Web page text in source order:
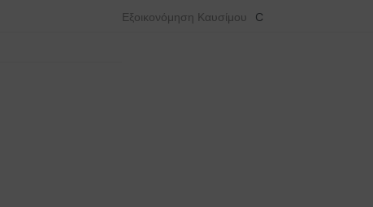
Εξοικονόμηση Καυσίμου C